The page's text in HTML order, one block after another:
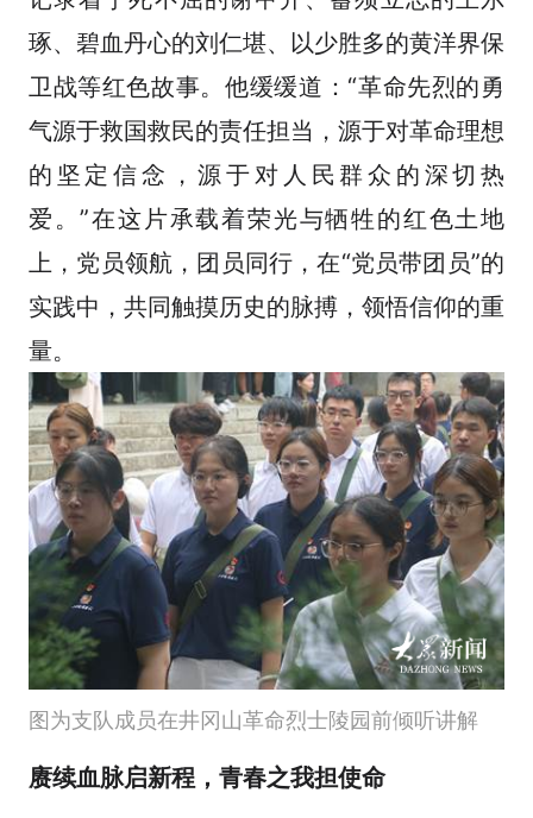
琢、碧血丹心的刘仁堪、以少胜多的黄洋界保
卫战等红色故事。他缓缓道：“革命先烈的勇
气源于救国救民的责任担当，源于对革命理想
的坚定信念，源于对人民群众的深切热
爱。”在这片承载着荣光与牺牲的红色土地
上，党员领航，团员同行，在“党员带团员”的
实践中，共同触摸历史的脉搏，领悟信仰的重
量。
图为支队成员在井冈山革命烈士陵园前倾听讲解
赓续血脉启新程，青春之我担使命